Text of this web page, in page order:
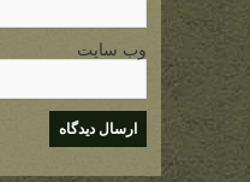
وب سایت